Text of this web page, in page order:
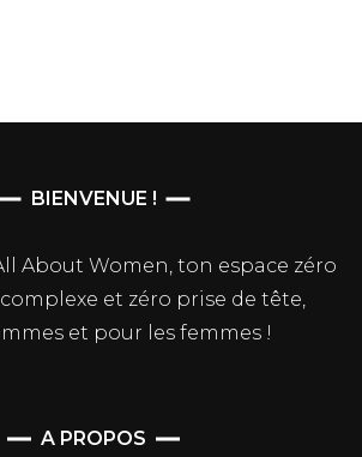
BIENVENUE !
About Women, ton espace zéro
et zéro prise de tête,
et pour les femmes !
A PROPOS